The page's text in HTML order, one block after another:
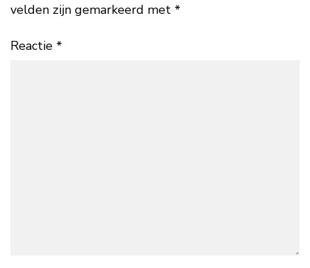
velden zijn gemarkeerd met *
Reactie *